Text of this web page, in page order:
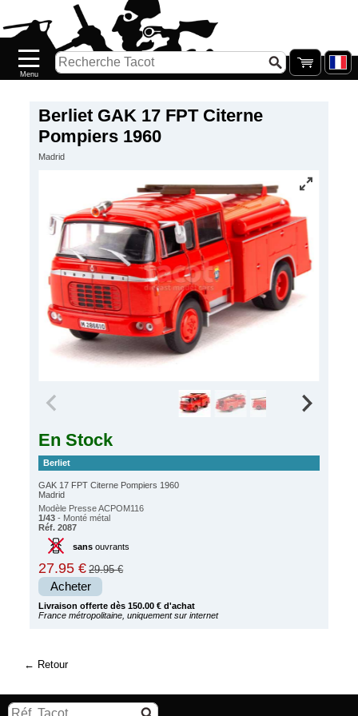
Berliet GAK 17 FPT Citerne
Pompiers 1960
Madrid
En Stock
Berliet
GAK 17 FPT Citerne Pompiers 1960
Madrid
Modèle Presse ACPOM116
1/43 - Monté métal
Réf. 2087
sansouvrants
27.95 € 29.95 €
Acheter
Livraison offerte dès 150.00 € d'achat
France métropolitaine, uniquement sur internet
Retour
Nouveautés
Catalogue/Stock
PETITS
Seconde
Galerie